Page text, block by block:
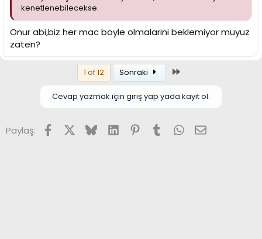
kenetlenebilecekse.
Onur abi,biz her mac böyle olmalarini beklemiyor muyuz
zaten?
1 of 12 Sonraki
Cevap yazmak için giriş yap yada kayıt ol.
Paylaş: FacebookX (Twitter)
BlueskyLinkedInPinterest
TumblrWhatsApp
E-posta